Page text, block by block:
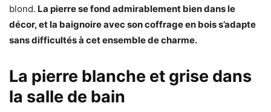
blond. La pierre se fond admirablement bien dans le
décor, et la baignoire avec son coffrage en bois s’adapte
sans difficultés à cet ensemble de charme.
La pierre blanche et grise dans
la salle de bain